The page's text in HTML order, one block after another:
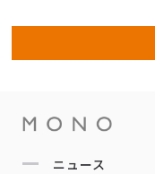
ニュース